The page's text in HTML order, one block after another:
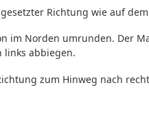
Richtung wie auf
im Norden umrunden. Der
links abbiegen.
zum Hinweg nach